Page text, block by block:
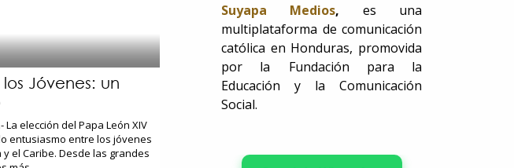
Jóvenes: un
La elección del Papa León XIV
entusiasmo entre los jóvenes
el Caribe. Desde las grandes
Suyapa Medios, es una
multiplataforma de comunicación
católica en Honduras, promovida
por la Fundación para la
Educación y la Comunicación
Social.